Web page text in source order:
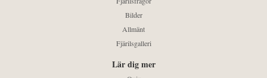
Bilder
Allmänt
Fjärilsgalleri
Lär dig mer